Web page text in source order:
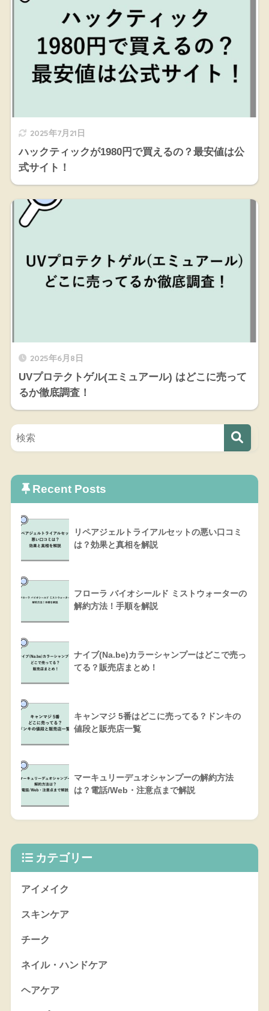
2025年7月21日
ハックティックが1980円で買えるの？最安値は公
式サイト！
2025年6月8日
UVプロテクトゲル(エミュアール) はどこに売って
るか徹底調査！
Recent Posts
リペアジェルトライアルセットの悪い口コミ
は？効果と真相を解説
フローラ バイオシールド ミストウォーターの
解約方法！手順を解説
ナイブ(Na.be)カラーシャンプーはどこで売っ
てる？販売店まとめ！
キャンマジ 5番はどこに売ってる？ドンキの
値段と販売店一覧
マーキュリーデュオシャンプーの解約方法
は？電話/Web・注意点まで解説
カテゴリー
アイメイク
スキンケア
チーク
ネイル・ハンドケア
ヘアケア